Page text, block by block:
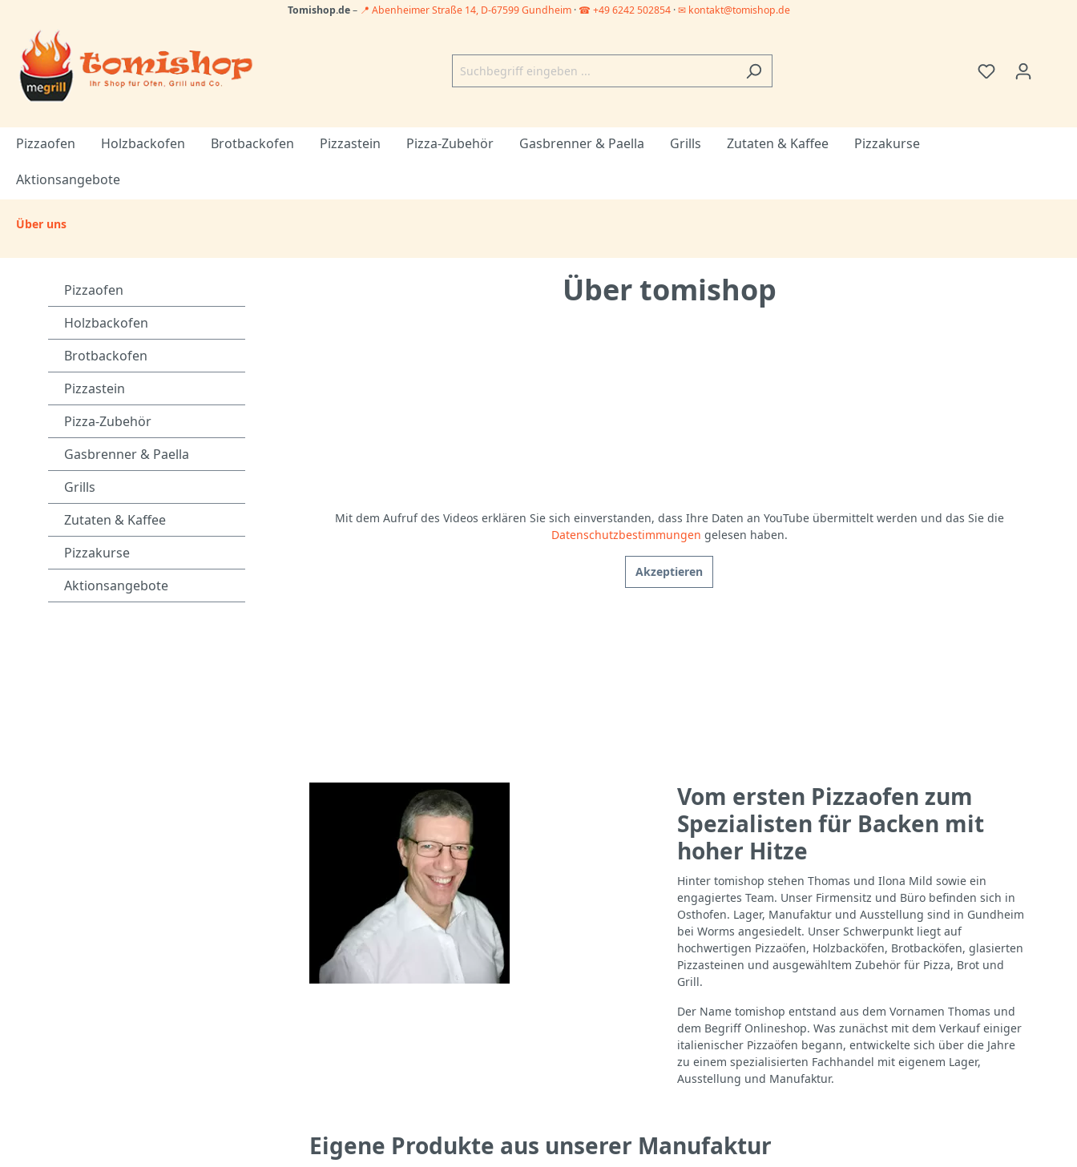
Tomishop.de– 📍 Abenheimer Straße 14, D-67599 Gundheim · ☎ +49 6242 502854·✉ kontakt@tomishop.de
Pizzaofen Holzbackofen Brotbackofen Pizzastein Pizza-Zubehör Gasbrenner & Paella Grills Zutaten & Kaffee Pizzakurse
Aktionsangebote
Über uns
Pizzaofen
Holzbackofen
Brotbackofen
Pizzastein
Pizza-Zubehör
Gasbrenner & Paella
Grills
Zutaten & Kaffee
Pizzakurse
Aktionsangebote
Über tomishop
Mit dem Aufruf des Videos erklären Sie sich einverstanden, dass Ihre Daten an YouTube übermittelt werden und das Sie die
Datenschutzbestimmungen gelesen haben.
Akzeptieren
Vom ersten Pizzaofen zum
Spezialisten für Backen mit
hoher Hitze
Hinter tomishop stehen Thomas und Ilona Mild sowie ein
engagiertes Team. Unser Firmensitz und Büro befinden sich in
Osthofen. Lager, Manufaktur und Ausstellung sind in Gundheim
bei Worms angesiedelt. Unser Schwerpunkt liegt auf
hochwertigen Pizzaöfen, Holzbacköfen, Brotbacköfen, glasierten
Pizzasteinen und ausgewähltem Zubehör für Pizza, Brot und
Grill.
Der Name tomishop entstand aus dem Vornamen Thomas und
dem Begriff Onlineshop. Was zunächst mit dem Verkauf einiger
italienischer Pizzaöfen begann, entwickelte sich über die Jahre
zu einem spezialisierten Fachhandel mit eigenem Lager,
Ausstellung und Manufaktur.
Eigene Produkte aus unserer Manufaktur